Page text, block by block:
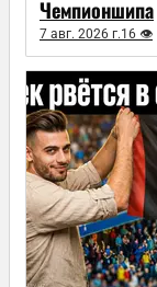
Чемпионшипа
7 авг. 2026 г.16 👁